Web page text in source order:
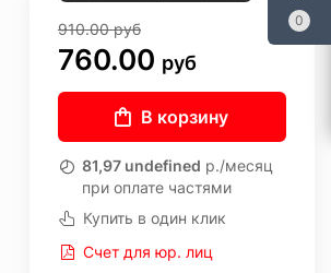
0
910.00руб
760.00 руб
В корзину
81,97 undefined р./месяц
при оплате частями
Купить в один клик
Счет для юр. лиц